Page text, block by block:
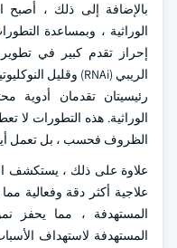
بالإضافة إلى ذلك ، أصبح
الوراثية ، وبمساعدة
إحراز تقدم كبير في
رئيسيتان تقدمان أدوية
الوراثية. هذه التطورات
الظروف فحسب ، بل تعمل
علاوة على ذلك ، يستكشف
علاجية أكثر دقة وفعالية
المستهدفة ، مما يحفز
المستهدفة لاستهداف